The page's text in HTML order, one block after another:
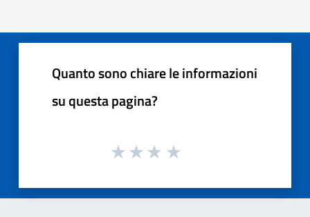
Quanto sono chiare le informazioni
su questa pagina?